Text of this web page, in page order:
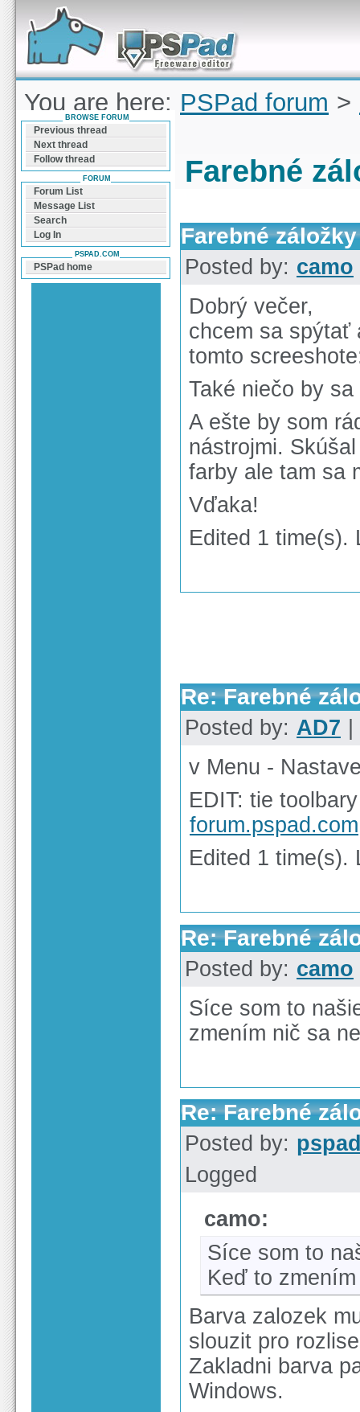
Forum can help you solve problems and quickly
find a solution with PSPad for Microsoft
Windows
You are here: PSPad forum >
záložky
Farebné
Farebné záložky
Posted by: camo
Dobrý večer,
chcem sa spýtať
tomto
Také niečo by
A ešte by som
nástrojmi.
farby ale tam sa
Vďaka!
Edited 1 time(s).
Re: Farebné
Posted by: AD7
v Menu -
EDIT: tie
forum.pspad.com
Edited 1 time(s).
Re: Farebné
Posted by: camo
Síce som to
zmením nič sa
Re: Farebné
Posted by:
Logged
camo:
Síce som to
Keď to
Barva zalozek
slouzit pro
Zakladni barva
Windows.
BROWSE FORUM
Previous thread
Next thread
Follow thread
FORUM
Forum List
Message List
Search
Log In
PSPAD.COM
PSPad home